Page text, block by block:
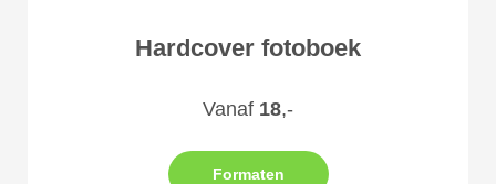
Hardcover fotoboek
Vanaf 18,-
Formaten